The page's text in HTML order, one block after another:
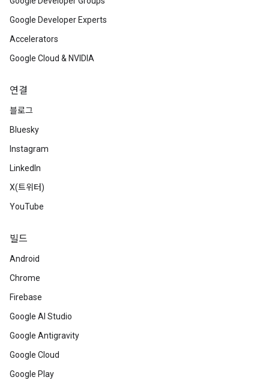
Google Developer Experts
Accelerators
Google Cloud & NVIDIA
연결
블로그
Bluesky
Instagram
LinkedIn
X(트위터)
YouTube
빌드
Android
Chrome
Firebase
Google AI Studio
Google Antigravity
Google Cloud
Google Play